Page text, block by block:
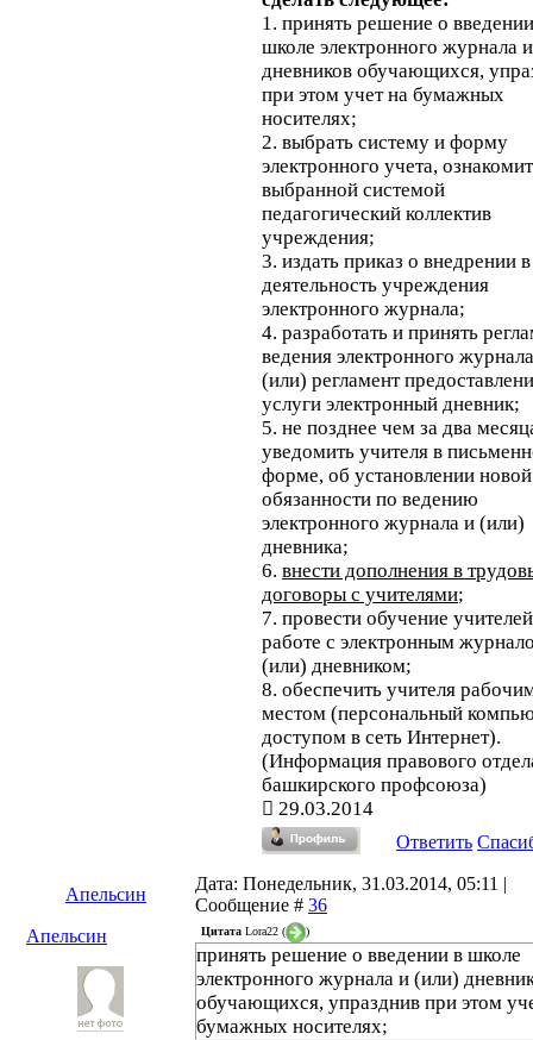
1. принять решение о
школе электронного журнала
дневников обучающихся,
при этом учет на бумажных
носителях;
2. выбрать систему и форму
электронного учета,
выбранной системой
педагогический коллектив
учреждения;
3. издать приказ о внедрении в
деятельность учреждения
электронного журнала;
4. разработать и принять
ведения электронного
(или) регламент
услуги электронный дневник;
5. не позднее чем за два
уведомить учителя в
форме, об установлении новой
обязанности по ведению
электронного журнала и (или)
дневника;
6. внести дополнения в
договоры с учителями;
7. провести обучение учителей
работе с электронным
(или) дневником;
8. обеспечить учителя
местом (персональный
доступом в сеть Интернет).
(Информация правового
башкирского профсоюза)
29.03.2014
Ответить
Апельсин
Дата: Понедельник, 31.03.2014, 05:11 |
Сообщение # 36
Апельсин
Цитата Lora22 ( )
принять решение о введении в школе
электронного журнала и (или)
обучающихся, упразднив при этом
бумажных носителях;